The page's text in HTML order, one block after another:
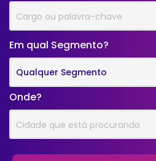
Onde?
Em qual Segmento?
Qualquer Segmento